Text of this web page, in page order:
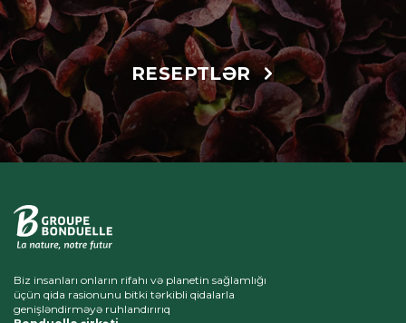
RESEPTLƏR
Biz insanları onların rifahı və planetin sağlamlığı
üçün qida rasionunu bitki tərkibli qidalarla
genişləndirməyə ruhlandırırıq